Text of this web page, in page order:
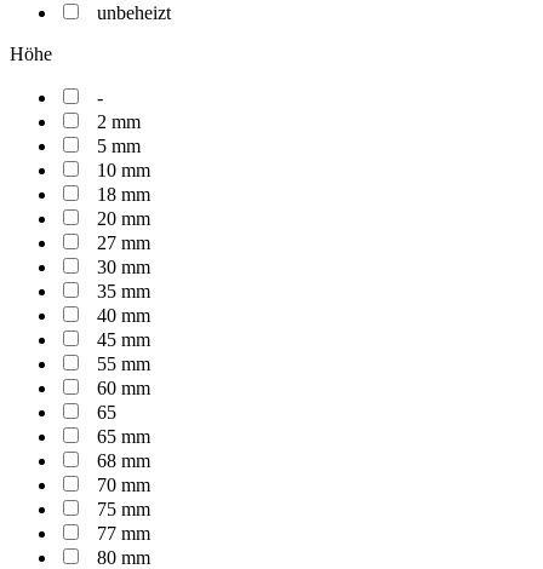
unbeheizt
Höhe
-
2 mm
5 mm
10 mm
18 mm
20 mm
27 mm
30 mm
35 mm
40 mm
45 mm
55 mm
60 mm
65
65 mm
68 mm
70 mm
75 mm
77 mm
80 mm